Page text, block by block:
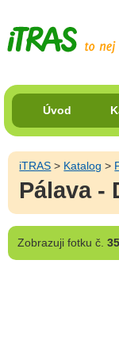
Úvod
iTRAS > Katalog >
Pálava -
Zobrazujifotku č. 35